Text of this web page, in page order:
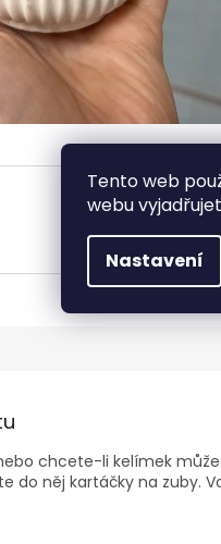
Tento web
webu
Nastavení
chcete-li kelímek
do něj kartáčky na zuby.